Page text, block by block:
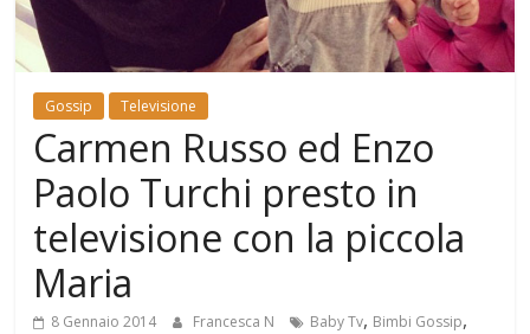
Mondo
Gossip Televisione
Carmen Russo ed Enzo
Paolo Turchi presto in
televisione con la piccola
Maria
8 Gennaio 2014 Francesca N Baby Tv, Bimbi Gossip,